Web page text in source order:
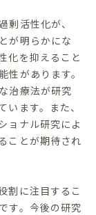
剰活性化が、
が明らかにな
化を抑えること
があります。
治療法が研究
ます。また、
ョナル研究によ
ことが期待され
割に注目するこ
す。今後の研究